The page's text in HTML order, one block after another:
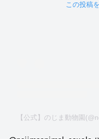
この投稿